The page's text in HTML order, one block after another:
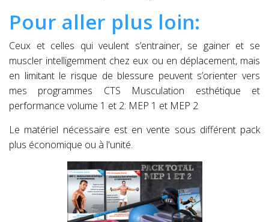
Pour aller plus loin:
Ceux et celles qui veulent s’entrainer, se gainer et se
muscler intelligemment chez eux ou en déplacement, mais
en limitant le risque de blessure peuvent s’orienter vers
mes programmes CTS Musculation esthétique et
performance volume 1 et 2: MEP 1 et MEP 2
Le matériel nécessaire est en vente sous différent pack
plus économique ou à l'unité.